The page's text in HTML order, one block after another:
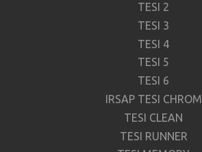
TESI 2
TESI 3
TESI 4
TESI 5
TESI 6
IRSAP TESI CHROM
TESI CLEAN
TESI RUNNER